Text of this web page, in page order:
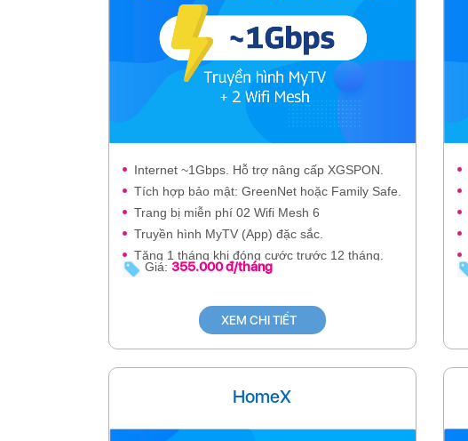
Internet ~1Gbps. Hỗ trợ nâng cấp XGSPON.
Tích hợp bảo mật: GreenNet hoặc Family Safe.
Trang bị miễn phí 02 Wifi Mesh 6
Truyền hình MyTV (App) đặc sắc.
Tặng 1 tháng khi đóng cước trước 12 tháng.
Giá: 355.000 đ/tháng
XEM CHI TIẾT
HomeX